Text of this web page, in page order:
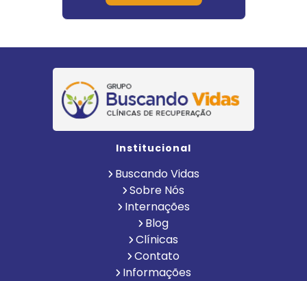
Institucional
Buscando Vidas
Sobre Nós
Internações
Blog
Clínicas
Contato
Informações